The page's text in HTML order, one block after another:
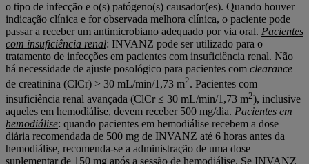
o tipo de infecção e o(s) patógeno(s) causador(es). Quando houver
indicação clínica e for observada melhora clínica, o paciente pode
passar a receber um antimicrobiano adequado por via oral. Pacientes
com insuficiência renal: INVANZ pode ser utilizado para o
tratamento de infecções em pacientes com insuficiência renal. Não
há necessidade de ajuste posológico para pacientes com clearance
de creatinina (ClCr) > 30 mL/min/1,73 m2. Pacientes com
insuficiência renal avançada (ClCr ≤ 30 mL/min/1,73 m2), inclusive
aqueles em hemodiálise, devem receber 500 mg/dia. Pacientes em
hemodiálise: quando pacientes em hemodiálise recebem a dose
diária recomendada de 500 mg de INVANZ até 6 horas antes da
hemodiálise, recomenda-se a administração de uma dose
suplementar de 150 mg após a sessão de hemodiálise. Se INVANZ